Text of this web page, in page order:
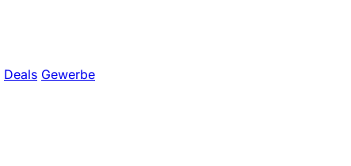
Deals Gewerbe